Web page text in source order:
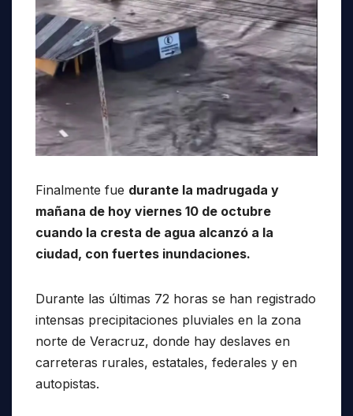
Finalmente fue durante la madrugada y
mañana de hoy viernes 10 de octubre
cuando la cresta de agua alcanzó a la
ciudad, con fuertes inundaciones.
Durante las últimas 72 horas se han registrado
intensas precipitaciones pluviales en la zona
norte de Veracruz, donde hay deslaves en
carreteras rurales, estatales, federales y en
autopistas.